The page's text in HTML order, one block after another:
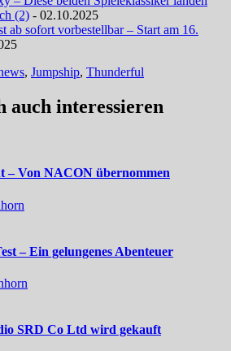
(2) - 02.10.2025
sofort vorbestellbar – Start am 16.
, Jumpship, Thunderful
auch interessieren
– Von NACON übernommen
– Ein gelungenes Abenteuer
SRD Co Ltd wird gekauft